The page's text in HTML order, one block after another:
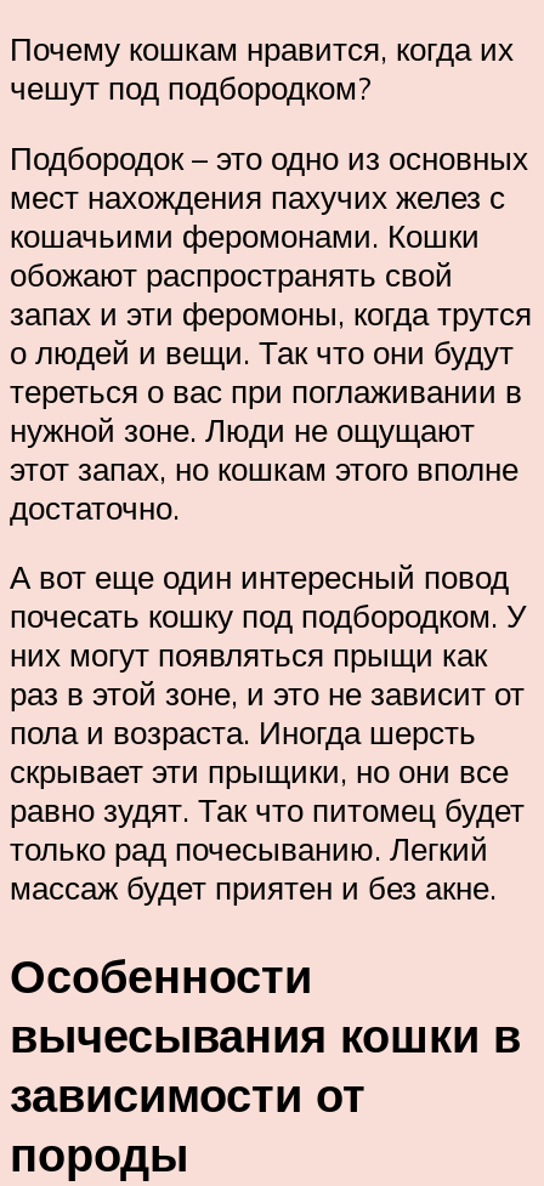
Почему кошкам нравится, когда их
чешут под подбородком?
Подбородок – это одно из основных
мест нахождения пахучих желез с
кошачьими феромонами. Кошки
обожают распространять свой
запах и эти феромоны, когда трутся
о людей и вещи. Так что они будут
тереться о вас при поглаживании в
нужной зоне. Люди не ощущают
этот запах, но кошкам этого вполне
достаточно.
А вот еще один интересный повод
почесать кошку под подбородком. У
них могут появляться прыщи как
раз в этой зоне, и это не зависит от
пола и возраста. Иногда шерсть
скрывает эти прыщики, но они все
равно зудят. Так что питомец будет
только рад почесыванию. Легкий
массаж будет приятен и без акне.
Особенности
вычесывания кошки в
зависимости от
породы